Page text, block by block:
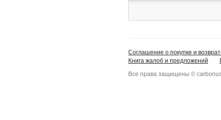
Соглашение о покупке и
Книга жалоб и предложений
Все права защищены ©